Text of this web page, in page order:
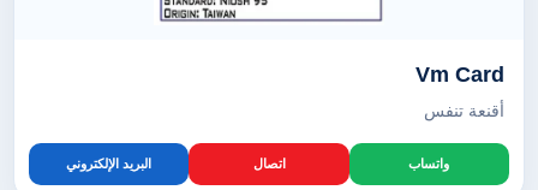
Vm Card
أقنعة تنفس
واتساب اتصال البريد الإلكتروني